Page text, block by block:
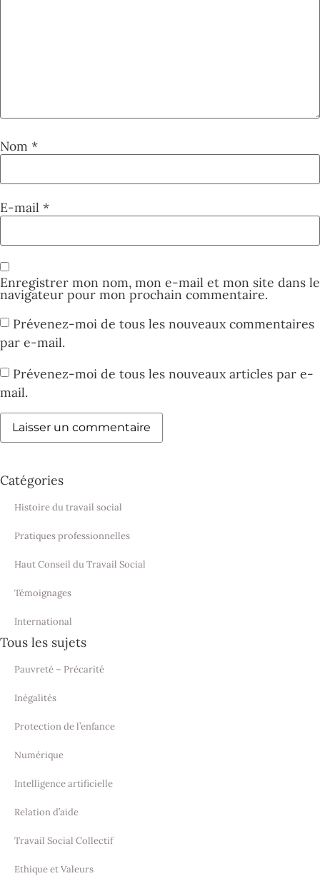
Nom *
E-mail *
Enregistrer mon nom, mon e-mail et mon site dans le
navigateur pour mon prochain commentaire.
Prévenez-moi de tous les nouveaux commentaires
par e-mail.
Prévenez-moi de tous les nouveaux articles par e-
mail.
Catégories
Histoire du travail social
Pratiques professionnelles
Haut Conseil du Travail Social
Témoignages
International
Tous les sujets
Pauvreté – Précarité
Inégalités
Protection de l’enfance
Numérique
Intelligence artificielle
Relation d’aide
Travail Social Collectif
Ethique et Valeurs